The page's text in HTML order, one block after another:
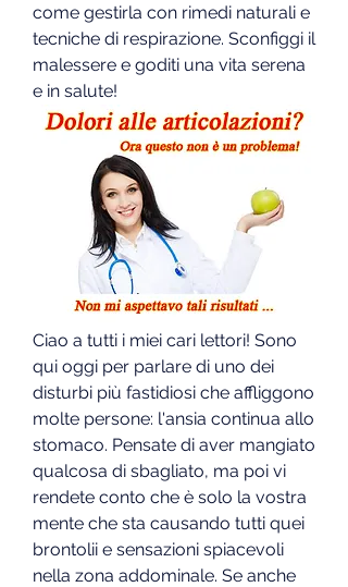
come gestirla con rimedi naturali e
tecniche di respirazione. Sconfiggi il
malessere e goditi una vita serena
e in salute!
Ciao a tutti i miei cari lettori! Sono
qui oggi per parlare di uno dei
disturbi più fastidiosi che affliggono
molte persone: l'ansia continua allo
stomaco. Pensate di aver mangiato
qualcosa di sbagliato, ma poi vi
rendete conto che è solo la vostra
mente che sta causando tutti quei
brontolii e sensazioni spiacevoli
nella zona addominale. Se anche